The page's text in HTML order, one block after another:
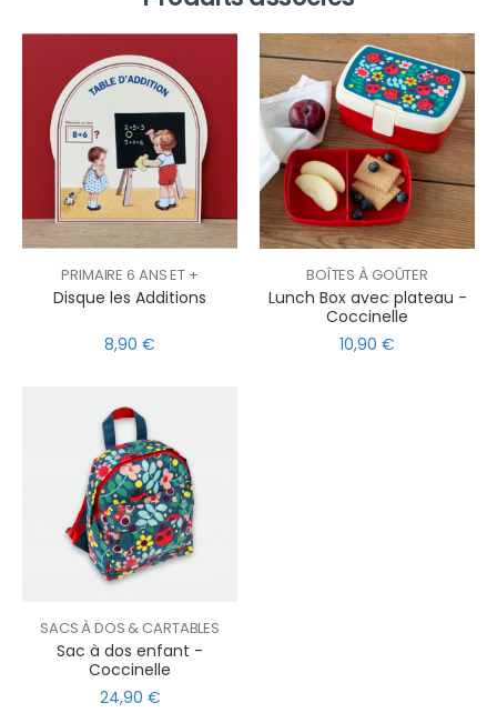
PRIMAIRE 6 ANS ET +
Disque les Additions
8,90 €
BOÎTES À GOÛTER
Lunch Box avec plateau -
Coccinelle
10,90 €
SACS À DOS & CARTABLES
Sac à dos enfant -
Coccinelle
24,90 €